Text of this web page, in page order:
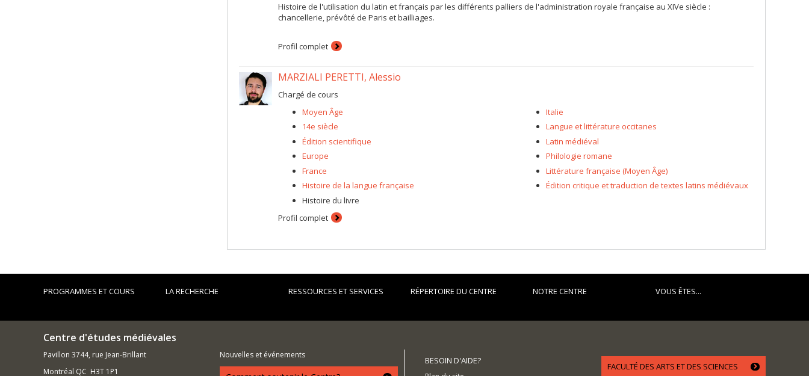
Histoire de l'utilisation du latin et français par les différents palliers de l'administration royale française au XIVe siècle :
chancellerie, prévôté de Paris et bailliages.
Profil complet
MARZIALI PERETTI, Alessio
Chargé de cours
Moyen Âge
14e siècle
Édition scientifique
Europe
France
Histoire de la langue française
Histoire du livre
Italie
Langue et littérature occitanes
Latin médiéval
Philologie romane
Littérature française (Moyen Âge)
Édition critique et traduction de textes latins médiévaux
Profil complet
PROGRAMMES ET COURS LA RECHERCHE RESSOURCES ET SERVICES RÉPERTOIRE DU CENTRE NOTRE CENTRE VOUS ÊTES...
Centre d'études médiévales
Pavillon 3744, rue Jean-Brillant
Montréal QC H3T 1P1
Nouvelles et événements
BESOIN D'AIDE?
FACULTÉ DES ARTS ET DES SCIENCES